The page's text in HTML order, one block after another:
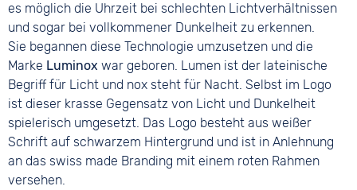
es möglich die Uhrzeit bei schlechten Lichtverhältnissen
und sogar bei vollkommener Dunkelheit zu erkennen.
Sie begannen diese Technologie umzusetzen und die
Marke Luminox war geboren. Lumen ist der lateinische
Begriff für Licht und nox steht für Nacht. Selbst im Logo
ist dieser krasse Gegensatz von Licht und Dunkelheit
spielerisch umgesetzt. Das Logo besteht aus weißer
Schrift auf schwarzem Hintergrund und ist in Anlehnung
an das swiss made Branding mit einem roten Rahmen
versehen.